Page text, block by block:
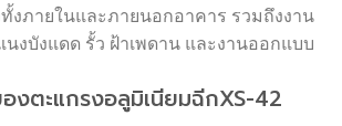
งภายในและภายนอกอาคาร รวมถึงงาน
งบังแดด รั้ว ฝ้าเพดาน และงานออกแบบ
ตะแกรงอลูมิเนียมฉีกXS-42